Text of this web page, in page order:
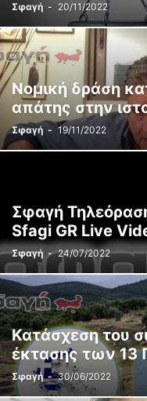
Σφαγή - 20/11/2022
Νομική δράση
απάτης στην
Σφαγή - 19/11/2022
Σφαγή
Sfagi GR Live
Σφαγή - 24/07/2022
Κατάσχεση του
έκτασης των 13
Σφαγή - 30/06/2022